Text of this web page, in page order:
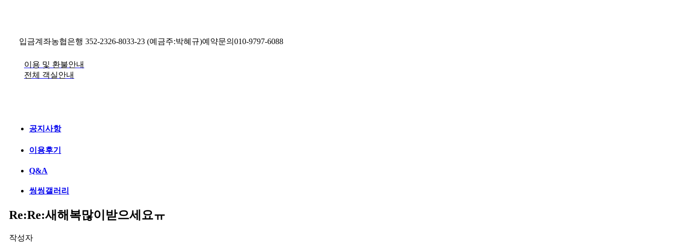
입금계좌농협은행 352-2326-8033-23 (예금주:박혜규)예약문의 010-9797-6088
이용 및 환불안내
전체 객실안내
공지사항
이용후기
Q&A
씽씽갤러리
Re:Re:새해복많이받으세요ㅠ
작성자